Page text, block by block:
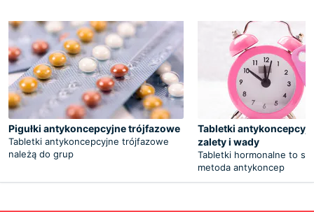
Pigułki antykoncepcyjne trójfazowe
Tabletki antykoncepcyjne trójfazowe
należą do grup
Tabletki
zalety i wady
Tabletki hormonalne to
metoda antykoncep